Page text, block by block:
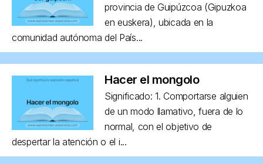
provincia de Guipúzcoa (Gipuzkoa
en euskera), ubicada en la
comunidad autónoma del País...
Hacer el mongolo
Significado: 1. Comportarse alguien
de un modo llamativo, fuera de lo
normal, con el objetivo de
despertar la atención o el i...